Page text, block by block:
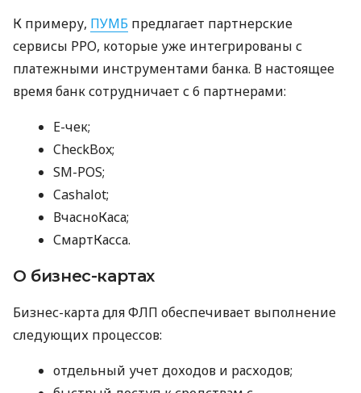
К примеру, ПУМБ предлагает партнерские
сервисы РРО, которые уже интегрированы с
платежными инструментами банка. В настоящее
время банк сотрудничает с 6 партнерами:
E-чек;
CheckBox;
SM-POS;
Cashalot;
ВчасноКаса;
СмартКасса.
О бизнес-картах
Бизнес-карта для ФЛП обеспечивает выполнение
следующих процессов:
отдельный учет доходов и расходов;